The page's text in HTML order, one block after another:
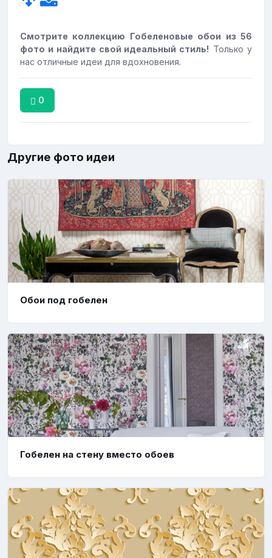
Смотрите коллекцию Гобеленовые обои из 56
фото и найдите свой идеальный стиль! Только у
нас отличные идеи для вдохновения.
0
Другие фото идеи
Обои под гобелен
Гобелен на стену вместо обоев